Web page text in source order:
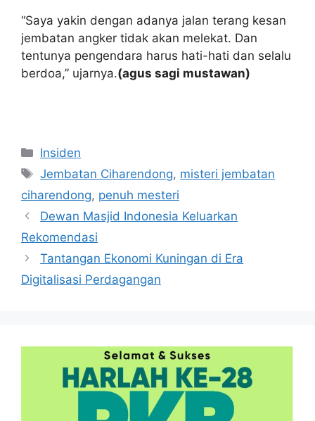
“Saya yakin dengan adanya jalan terang kesan
jembatan angker tidak akan melekat. Dan
tentunya pengendara harus hati-hati dan selalu
berdoa,” ujarnya.(agus sagi mustawan)
Kategori
Insiden
Tag
Jembatan Ciharendong, misteri jembatan
ciharendong, penuh mesteri
Dewan Masjid Indonesia Keluarkan
Rekomendasi
Tantangan Ekonomi Kuningan di Era
Digitalisasi Perdagangan